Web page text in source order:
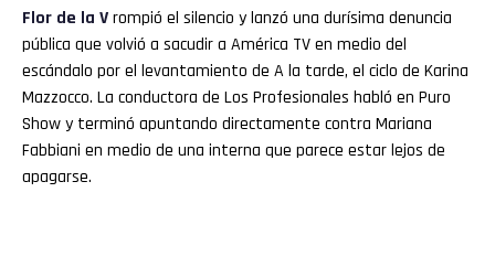
Flor de la Vrompió el silencio y lanzó una durísima denuncia
pública que volvió a sacudir a América TV en medio del
escándalo por el levantamiento de A la tarde, el ciclo de Karina
Mazzocco. La conductora de Los Profesionales habló en Puro
Show y terminó apuntando directamente contra Mariana
Fabbiani en medio de una interna que parece estar lejos de
apagarse.